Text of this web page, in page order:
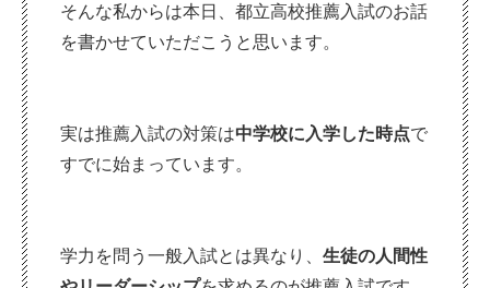
そんな私からは本日、都立高校推薦入試のお話
を書かせていただこうと思います。
実は推薦入試の対策は中学校に入学した時点で
すでに始まっています。
学力を問う一般入試とは異なり、 生徒の人間性